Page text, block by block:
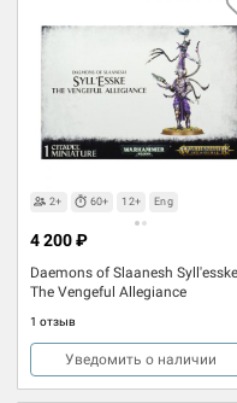
2+ 60+ 12+ Eng
Daemons of Slaanesh
The Vengeful Allegiance
1 отзыв
4 200 ₽
Уведомить о наличии